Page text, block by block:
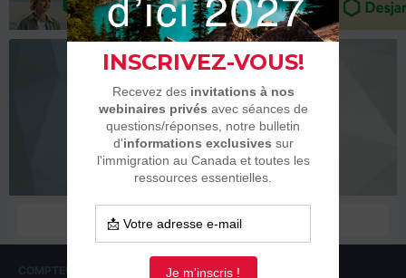
dymon
Habitués
COMPTEUR DE CONTENUS INSCRIPTION